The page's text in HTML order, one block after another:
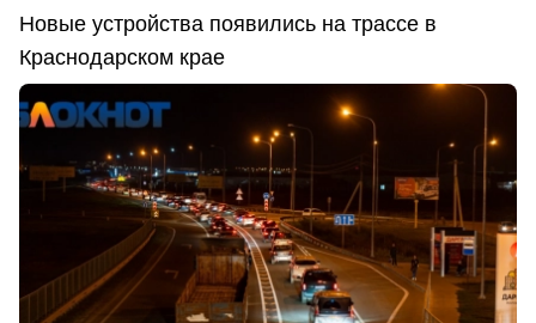
Новые устройства появились на трассе в
Краснодарском крае